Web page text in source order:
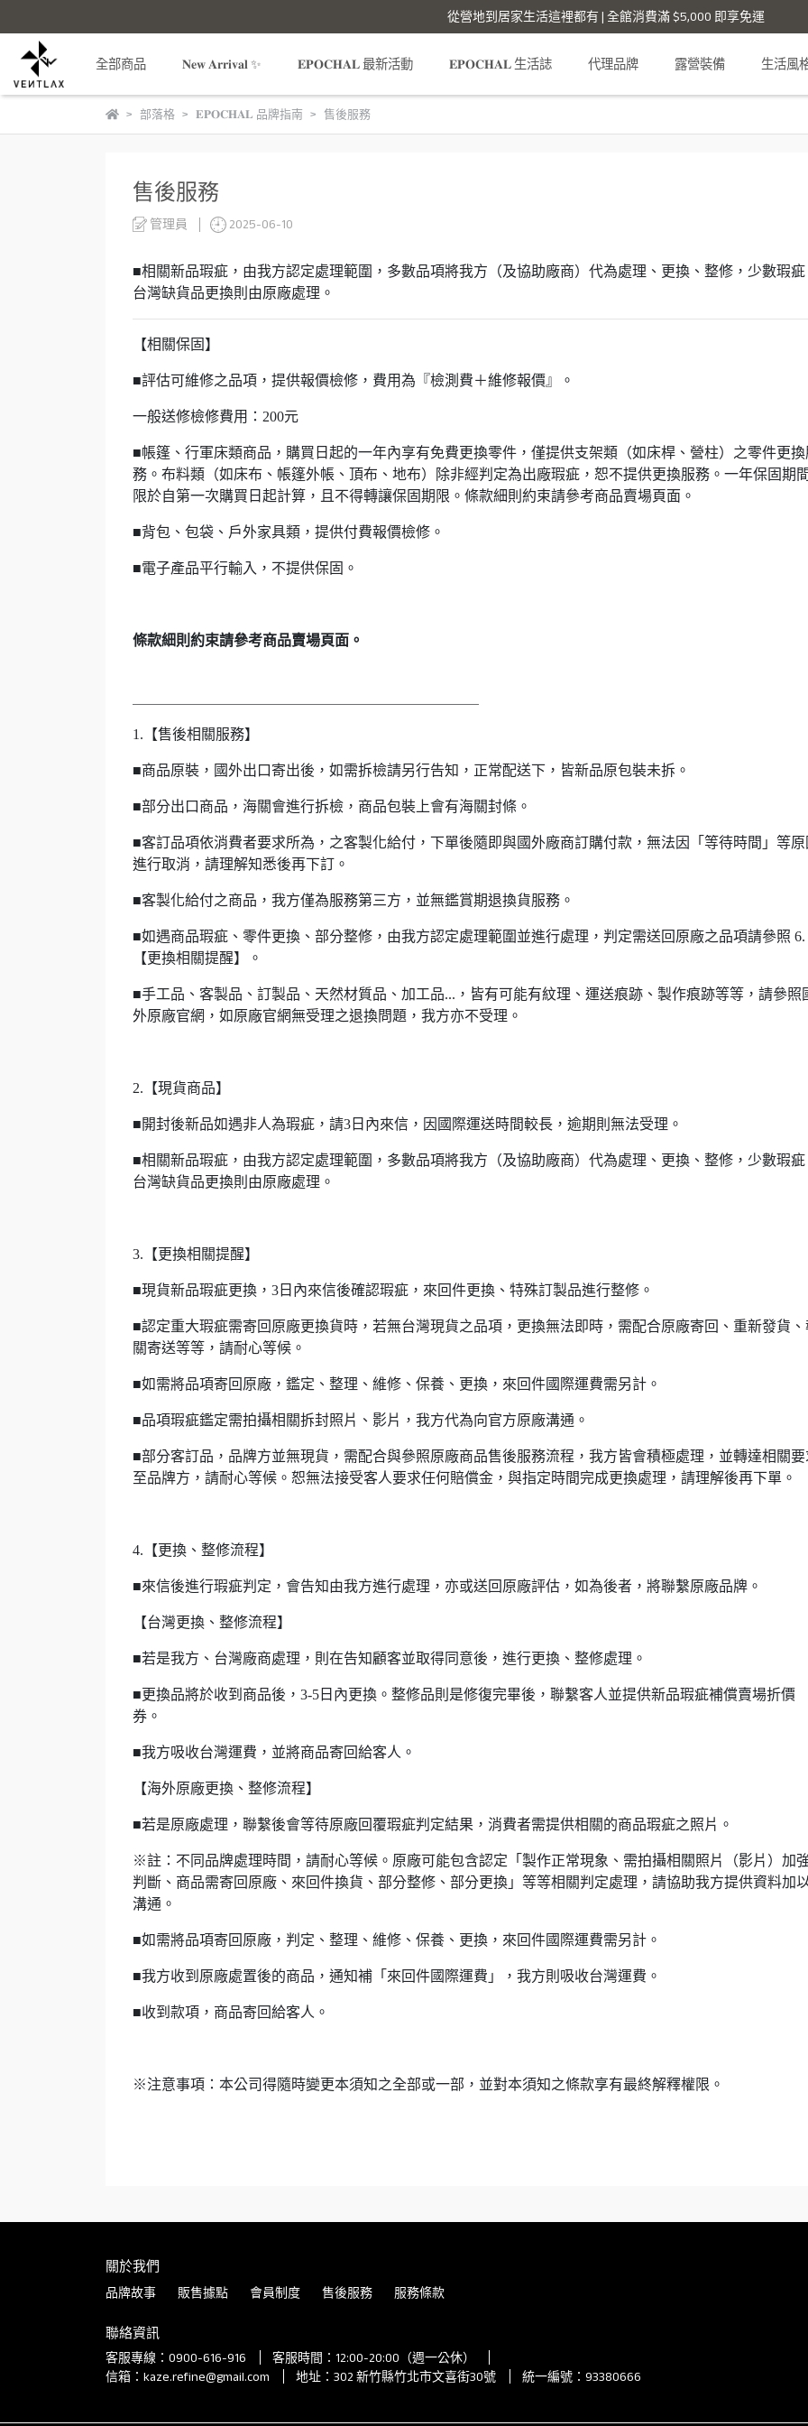
從營地到居家生活這裡都有 | 全館消費滿 $5,000 即享免運
全部商品 𝐍𝐞𝐰 𝐀𝐫𝐫𝐢𝐯𝐚𝐥 ✨ 𝐄𝐏𝐎𝐂𝐇𝐀𝐋 最新活動 𝐄𝐏𝐎𝐂𝐇𝐀𝐋 生活誌 代理品牌 露營裝備 生活風
部落格 𝐄𝐏𝐎𝐂𝐇𝐀𝐋 品牌指南 售後服務
售後服務
管理員 2025-06-10
■相關新品瑕疵，由我方認定處理範圍，多數品項將我方（及協助廠商）代為處理、更換、整修，少數瑕疵
台灣缺貨品更換則由原廠處理。
【相關保固】
■評估可維修之品項，提供報價檢修，費用為『檢測費＋維修報價』。
一般送修檢修費用：200元
■帳篷、行軍床類商品，購買日起的一年內享有免費更換零件，僅提供支架類（如床桿、營柱）之零件更換
務。布料類（如床布、帳篷外帳、頂布、地布）除非經判定為出廠瑕疵，恕不提供更換服務。一年保固期
限於自第一次購買日起計算，且不得轉讓保固期限。條款細則約束請參考商品賣場頁面。
■背包、包袋、戶外家具類，提供付費報價檢修。
■電子產品平行輸入，不提供保固。
條款細則約束請參考商品賣場頁面。
1.【售後相關服務】
■商品原裝，國外出口寄出後，如需拆檢請另行告知，正常配送下，皆新品原包裝未拆。
■部分出口商品，海關會進行拆檢，商品包裝上會有海關封條。
■客訂品項依消費者要求所為，之客製化給付，下單後隨即與國外廠商訂購付款，無法因「等待時間」等原
進行取消，請理解知悉後再下訂。
■客製化給付之商品，我方僅為服務第三方，並無鑑賞期退換貨服務。
■如遇商品瑕疵、零件更換、部分整修，由我方認定處理範圍並進行處理，判定需送回原廠之品項請參照 6.
【更換相關提醒】。
■手工品、客製品、訂製品、天然材質品、加工品...，皆有可能有紋理、運送痕跡、製作痕跡等等，請參照
外原廠官網，如原廠官網無受理之退換問題，我方亦不受理。
2.【現貨商品】
■開封後新品如遇非人為瑕疵，請3日內來信，因國際運送時間較長，逾期則無法受理。
■相關新品瑕疵，由我方認定處理範圍，多數品項將我方（及協助廠商）代為處理、更換、整修，少數瑕疵
台灣缺貨品更換則由原廠處理。
3.【更換相關提醒】
■現貨新品瑕疵更換，3日內來信後確認瑕疵，來回件更換、特殊訂製品進行整修。
■認定重大瑕疵需寄回原廠更換貨時，若無台灣現貨之品項，更換無法即時，需配合原廠寄回、重新發貨、
關寄送等等，請耐心等候。
■如需將品項寄回原廠，鑑定、整理、維修、保養、更換，來回件國際運費需另計。
■品項瑕疵鑑定需拍攝相關拆封照片、影片，我方代為向官方原廠溝通。
■部分客訂品，品牌方並無現貨，需配合與參照原廠商品售後服務流程，我方皆會積極處理，並轉達相關要
至品牌方，請耐心等候。恕無法接受客人要求任何賠償金，與指定時間完成更換處理，請理解後再下單。
4.【更換、整修流程】
■來信後進行瑕疵判定，會告知由我方進行處理，亦或送回原廠評估，如為後者，將聯繫原廠品牌。
【台灣更換、整修流程】
■若是我方、台灣廠商處理，則在告知顧客並取得同意後，進行更換、整修處理。
■更換品將於收到商品後，3-5日內更換。整修品則是修復完畢後，聯繫客人並提供新品瑕疵補償賣場折價
券。
■我方吸收台灣運費，並將商品寄回給客人。
【海外原廠更換、整修流程】
■若是原廠處理，聯繫後會等待原廠回覆瑕疵判定結果，消費者需提供相關的商品瑕疵之照片。
※註：不同品牌處理時間，請耐心等候。原廠可能包含認定「製作正常現象、需拍攝相關照片（影片）加
判斷、商品需寄回原廠、來回件換貨、部分整修、部分更換」等等相關判定處理，請協助我方提供資料加
溝通。
■如需將品項寄回原廠，判定、整理、維修、保養、更換，來回件國際運費需另計。
■我方收到原廠處置後的商品，通知補「來回件國際運費」，我方則吸收台灣運費。
■收到款項，商品寄回給客人。
※注意事項：本公司得隨時變更本須知之全部或一部，並對本須知之條款享有最終解釋權限。
關於我們
品牌故事 販售據點 會員制度 售後服務 服務條款
聯絡資訊
客服專線：0900-616-916
客服時間：12:00-20:00（週一公休）
信箱：kaze.refine@gmail.com
地址：302 新竹縣竹北市文喜街30號 統一編號：93380666